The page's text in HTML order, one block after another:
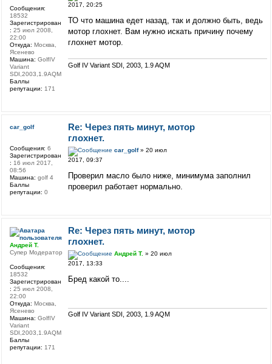
2017, 20:25
ТО что машина едет назад, так и должно быть, ведь
мотор глохнет. Вам нужно искать причину почему
глохнет мотор.
Golf IV Variant SDI, 2003, 1.9 AQM
Сообщения:
18532
Зарегистрирован
: 25 июл 2008,
22:00
Откуда: Москва,
Ясенево
Машина: GolfIV
Variant
SDI,2003,1.9AQM
Баллы
репутации: 171
Re: Через пять минут, мотор
глохнет.
car_golf» 20 июл
2017, 09:37
Проверил масло было ниже, минимума заполнил
проверил работает нормально.
car_golf
Сообщения: 6
Зарегистрирован
: 16 июл 2017,
08:56
Машина: golf 4
Баллы
репутации: 0
Re: Через пять минут, мотор
глохнет.
Андрей Т. » 20 июл
2017, 13:33
Бред какой то....
Golf IV Variant SDI, 2003, 1.9 AQM
Андрей Т.
Супер Модератор
Сообщения:
18532
Зарегистрирован
: 25 июл 2008,
22:00
Откуда: Москва,
Ясенево
Машина: GolfIV
Variant
SDI,2003,1.9AQM
Баллы
репутации: 171